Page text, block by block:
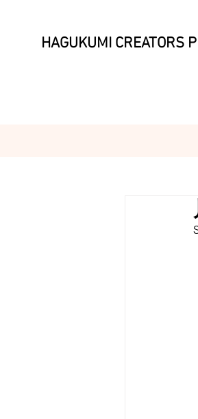
HAGUKUMI CREATORS